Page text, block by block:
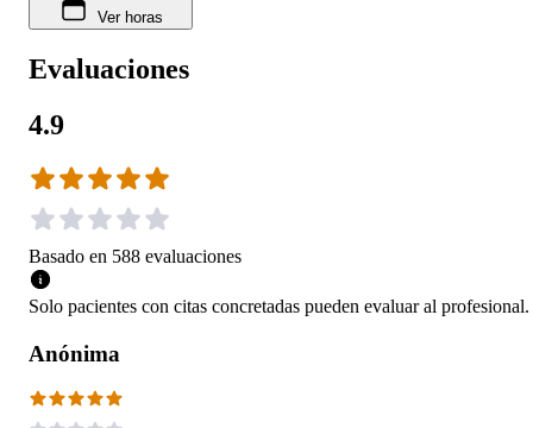
Ver horas
Evaluaciones
4.9
Basado en 588 evaluaciones
Solo pacientes con citas concretadas pueden evaluar al profesional.
Anónima